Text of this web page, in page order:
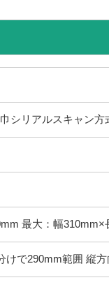
シリアルスキャン方
最大：幅310mm×
けで290mm範囲 縦